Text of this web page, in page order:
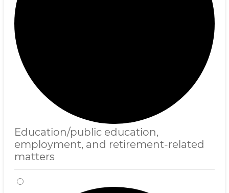
Education/public education,
employment, and retirement-related
matters